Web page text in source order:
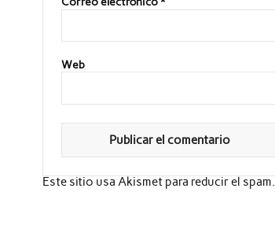
Web
Este sitio usa Akismet para reducir el spam.